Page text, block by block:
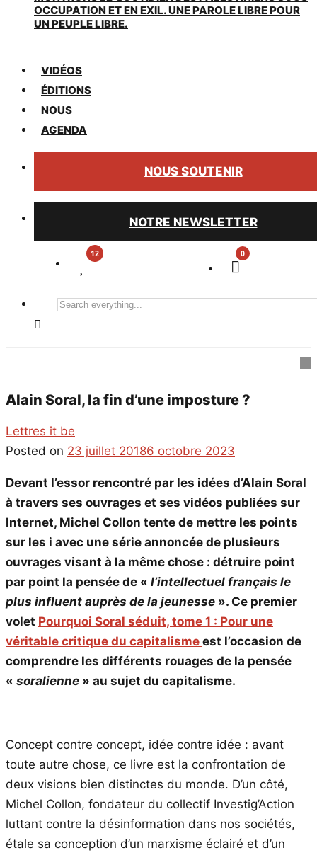
OCCUPATION ET EN EXIL. UNE PAROLE LIBRE POUR
UN PEUPLE LIBRE.
VIDÉOS
ÉDITIONS
NOUS
AGENDA
NOUS SOUTENIR
NOTRE NEWSLETTER
0
Search
Alain Soral, la fin d’une imposture ?
Lettres it be
Posted on 23 juillet 20186 octobre 2023
Devant l’essor rencontré par les idées d’Alain Soral
à travers ses ouvrages et ses vidéos publiées sur
Internet, Michel Collon tente de mettre les points
sur les i avec une série annoncée de plusieurs
ouvrages visant à la même chose : détruire point
par point la pensée de « l’intellectuel français le
plus influent auprès de la jeunesse ». Ce premier
volet Pourquoi Soral séduit, tome 1 : Pour une
véritable critique du capitalisme est l’occasion de
comprendre les différents rouages de la pensée
« soralienne » au sujet du capitalisme.
Concept contre concept, idée contre idée : avant
toute autre chose, ce livre est la confrontation de
deux visions bien distinctes du monde. D’un côté,
Michel Collon, fondateur du collectif Investig’Action
luttant contre la désinformation dans nos sociétés,
étale sa conception d’un marxisme éclairé et d’un